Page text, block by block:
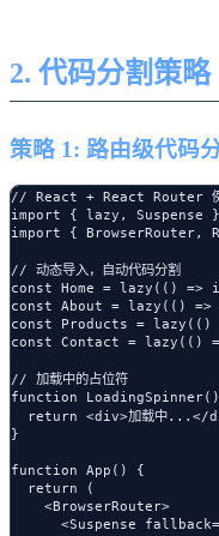
2. 代码分割策略
策略 1: 路由级代码
// React + React Router
import { lazy, Suspense
import { BrowserRouter,
// 动态导入，自动代码分割
const Home = lazy(() =>
const About = lazy(()
const Products =
const Contact = lazy(()
// 加载中的占位符
function
return <div>加载中...</
}
function App() {
  return (
    <BrowserRouter>
<Suspense